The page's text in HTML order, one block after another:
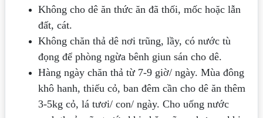
Không cho dê ăn thức ăn đã thối, mốc hoặc lẫn
đất, cát.
Không chăn thả dê nơi trũng, lầy, có nước tù
đọng để phòng ngừa bênh giun sán cho dê.
Hàng ngày chăn thả từ 7-9 giờ/ ngày. Mùa đông
khô hanh, thiếu cỏ, ban đêm cần cho dê ăn thêm
3-5kg cỏ, lá tươi/ con/ ngày. Cho uống nước